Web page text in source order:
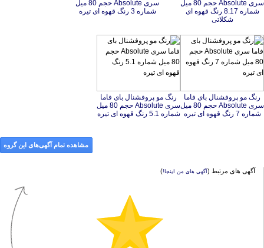
شکلاتی
شماره 3 رنگ قهوه ای تیره
رنگ مو پروفشنال بای فاما
سری Absolute حجم 80 میل
شماره 7 رنگ قهوه ای تیره
رنگ مو پروفشنال بای فاما
سری Absolute حجم 80 میل
شماره 5.1 رنگ قهوه ای تیره
مشاهده تمام آگهی‌های این گروه
آگهی های مرتبط (آگهی های من اینجا!)